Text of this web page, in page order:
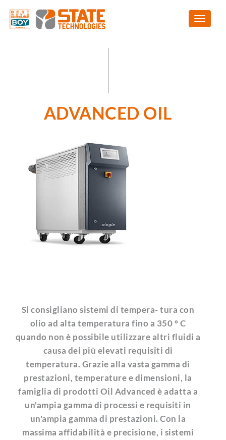
ADVANCED OIL
Si consigliano sistemi di tempera- tura con
olio ad alta temperatura fino a 350 ° C
quando non è possibile utilizzare altri fluidi a
causa dei più elevati requisiti di
temperatura. Grazie alla vasta gamma di
prestazioni, temperature e dimensioni, la
famiglia di prodotti Oil Advanced è adatta a
un'ampia gamma di processi e requisiti in
un'ampia gamma di prestazioni. Con la
massima affidabilità e precisione, i sistemi